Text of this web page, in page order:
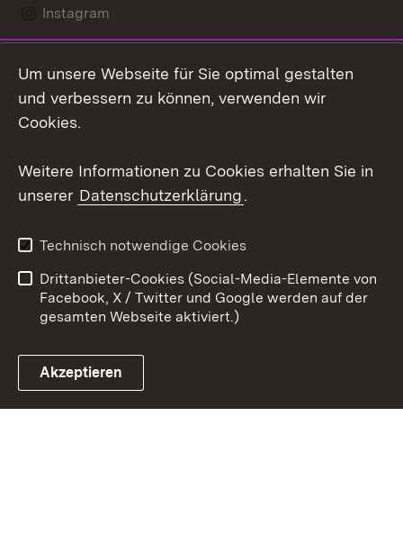
Instagram
Mastodon
Youtube
Link zum Landesportal
Kontakt
Datenschutz
Barrierefreiheit
Impressum Cookies
Um unsere Webseite für Sie optimal gestalten
und verbessern zu können, verwenden wir
Cookies.
Weitere Informationen zu Cookies erhalten Sie in
unserer Datenschutzerklärung.
Technisch notwendige Cookies
Drittanbieter-Cookies (Social-Media-Elemente von
Facebook, X / Twitter und Google werden auf der
gesamten Webseite aktiviert.)
Akzeptieren